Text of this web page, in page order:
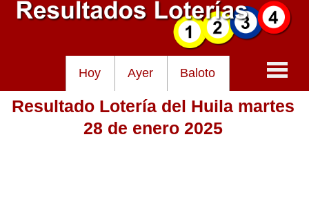
Hoy Ayer Baloto
Baloto
Resultado Lotería del Huila martes
28 de enero 2025